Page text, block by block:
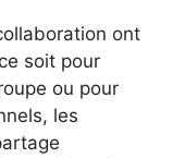
ont
soit pour
ou pour
les